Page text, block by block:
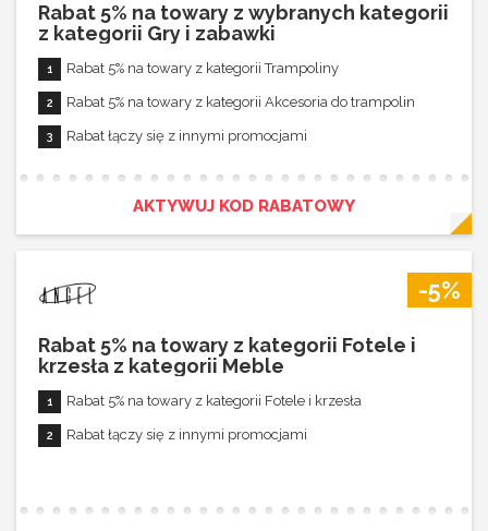
Rabat 5% na towary z wybranych kategorii
z kategorii Gry i zabawki
Rabat 5% na towary z kategorii Trampoliny
Rabat 5% na towary z kategorii Akcesoria do trampolin
Rabat łączy się z innymi promocjami
AKTYWUJ KOD RABATOWY
-5%
Rabat 5% na towary z kategorii Fotele i
krzesła z kategorii Meble
Rabat 5% na towary z kategorii Fotele i krzesła
Rabat łączy się z innymi promocjami